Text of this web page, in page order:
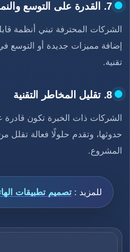
7. القدرة على التوسع والنمو
الشركات المحترفة تبني أنظمة
إضافة مميزات جديدة أو التوسع
تقنية.
8. تقليل المخاطر التقنية
الشركات ذات الخبرة تكون
حدوثها، وتقدم حلولًا فعالة تقلل
المشروع.
للمزيد :تصميم تطبيقات